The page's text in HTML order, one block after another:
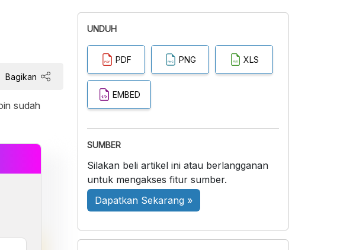
Bagikan
sudah
UNDUH
PDF PNG XLS
EMBED
SUMBER
Silakan beli artikel ini atau berlangganan
untuk mengakses fitur sumber.
Dapatkan Sekarang »